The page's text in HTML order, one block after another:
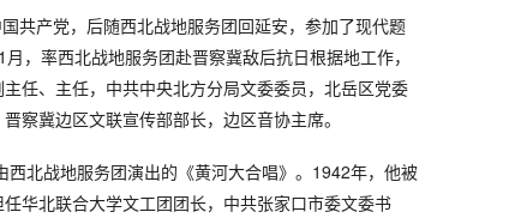
共产党，后随西北战地服务团回延安，参加了现代题
，率西北战地服务团赴晋察冀敌后抗日根据地工作，
任、主任，中共中央北方分局文委委员，北岳区党委
察冀边区文联宣传部部长，边区音协主席。
西北战地服务团演出的《黄河大合唱》。1942年，他被
华北联合大学文工团团长，中共张家口市委文委书